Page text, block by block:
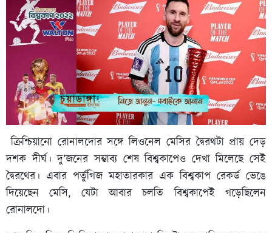
ক্রিশ্চিয়ানো রোনালদোর সঙ্গে লিওনেল মেসির দ্বৈরথটা প্রায় দেড়
দশক দীর্ঘ। দু’জনের সম্ভাব্য শেষ বিশ্বকাপেও দেখা মিলেছে সেই
দ্বৈরথের। এবার পর্তুগিজ মহাতারকার এক বিশ্বকাপ রেকর্ড ভেঙে
দিয়েছেন মেসি, যেটা আবার চলতি বিশ্বকাপেই গড়েছিলেন
রোনালদো।